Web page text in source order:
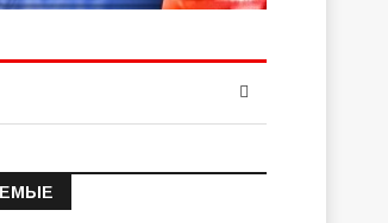
о состоянии